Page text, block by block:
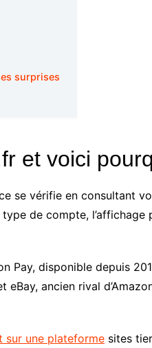
surprises
et voici
se vérifie en consultant
de compte, l’affichage
Pay, disponible depuis
ancien rival
sur une plateforme sites